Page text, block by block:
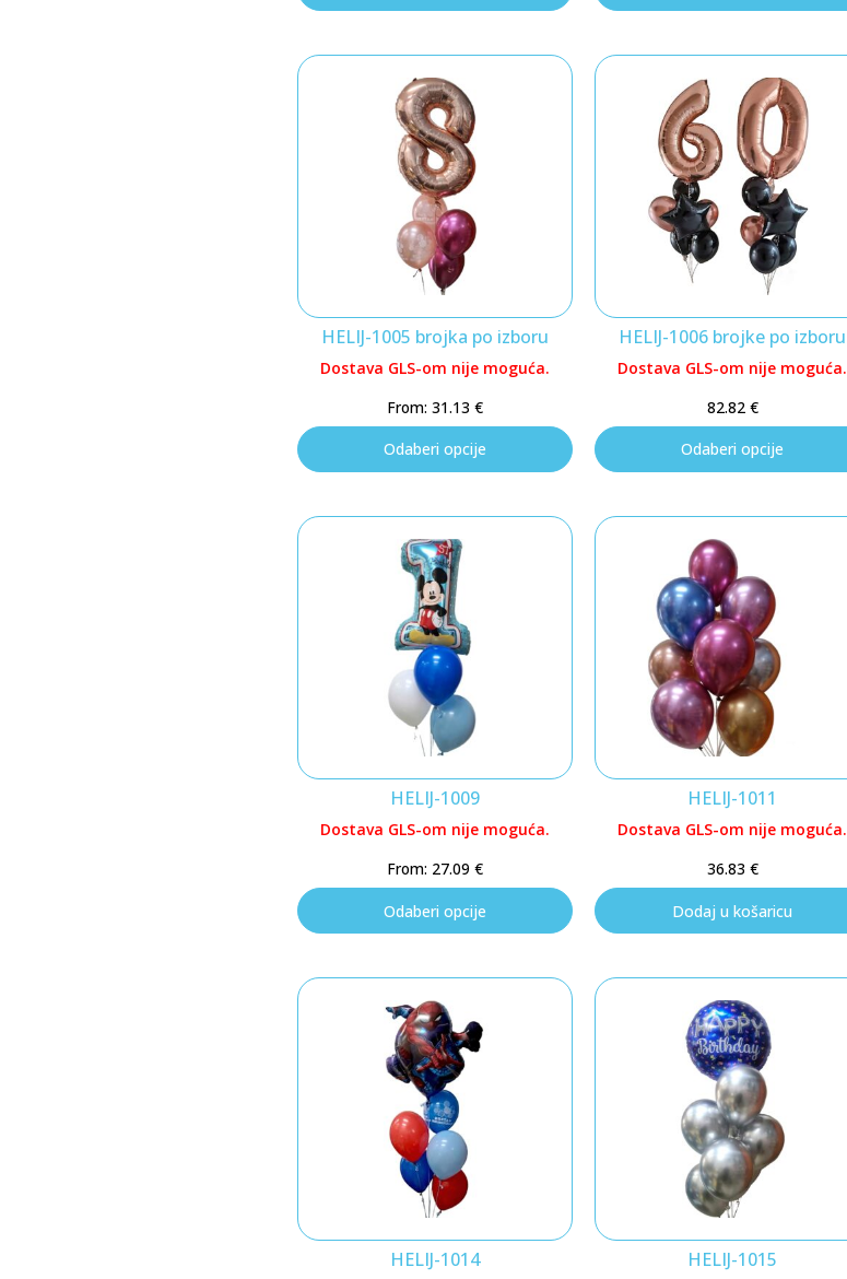
HELIJ-1005 brojka po izboru
Dostava GLS-om nije moguća.
From: 31.13 €
Odaberi opcije
HELIJ-1006 brojke po izboru
Dostava GLS-om nije moguća.
82.82 €
Odaberi opcije
HELIJ-1009
Dostava GLS-om nije moguća.
From: 27.09 €
Odaberi opcije
HELIJ-1011
Dostava GLS-om nije moguća.
36.83 €
Dodaj u košaricu
HELIJ-1014 HELIJ-1015